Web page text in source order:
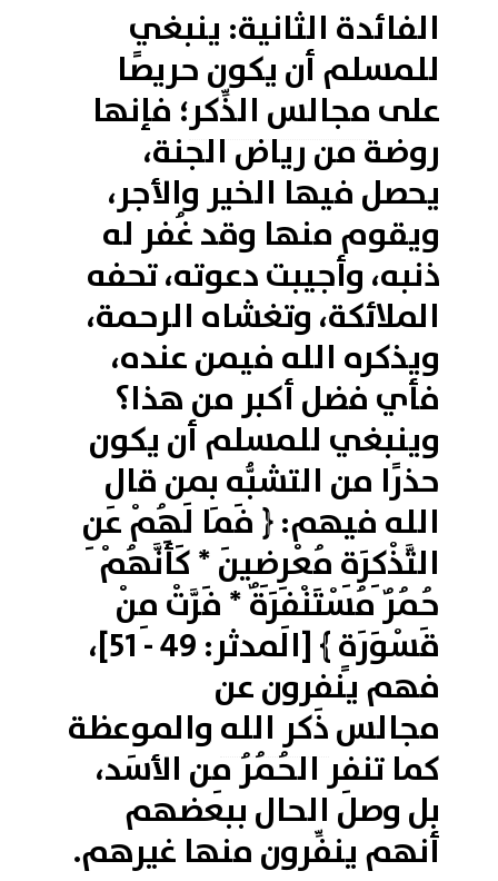
الفائدة الثانية: ينبغي
للمسلم أن يكون حريصًا
علىمجالس الذِّكر؛ فإنها
روضة من رياض الجنة،
يحصل فيها الخير والأجر،
ويقوم منها وقد غُفر له
ذنبه، وأجيبت دعوته، تحفه
الملائكة، وتغشاه الرحمة،
ويذكره الله فيمن عنده،
فأي فضل أكبر من هذا؟
وينبغي للمسلم أن يكون
حذرًا من التشبُّه بمن قال
الله فيهم: ﴿ فَمَا لَهُمْ عَنِ
التَّذْكِرَةِ مُعْرِضِينَ * كَأَنَّهُمْ
حُمُرٌ مُسْتَنْفِرَةٌ * فَرَّتْ مِنْ
قَسْوَرَةٍ ﴾ [المدثر: 49 - 51]،
فهم ينفِرون عن
مجالسذكر اللهوالموعظة
كما تنفِر الحُمُرُ مِن الأسَد،
بل وصل الحال ببعضهم
أنهم ينفِّرون منها غيرهم.